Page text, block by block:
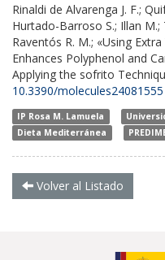
Rinaldi de Alvarenga J. F.;
Hurtado-Barroso S.; Illan
Raventós R. M.; «Using
Enhances Polyphenol and
Applying the sofrito
10.3390/molecules24081555
IP Rosa M. Lamuela
Dieta Mediterránea
Volver al Listado